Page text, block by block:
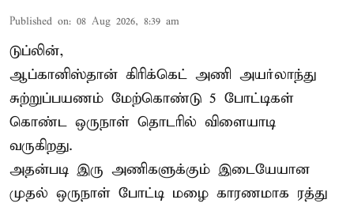
Published on: 08 Aug 2026, 8:39 am
டுப்லின்,
ஆப்கானிஸ்தான் கிரிக்கெட் அணி அயர்லாந்து
சுற்றுப்பயணம் மேற்கொண்டு 5 போட்டிகள்
கொண்ட ஒருநாள் தொடரில் விளையாடி
வருகிறது.
அதன்படி இரு அணிகளுக்கும் இடையேயான
முதல் ஒருநாள் போட்டி மழை காரணமாக ரத்து